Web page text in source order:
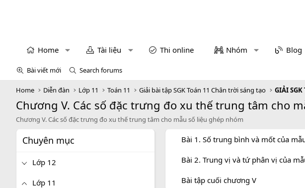
Home Tài liệu Thi online Nhóm Blog
Bài viết mới Search forums
Home Diễn đàn Lớp 11 Toán 11 Giải bài tập SGK Toán 11 Chân trời sáng tạo
Chương V. Các số đặc trưng đo xu thế trung tâm cho
Chương V. Các số đặc trưng đo xu thế trung tâm cho mẫu số liệu ghép nhóm
Chuyên mục
Lớp 12
Lớp 11
Bài 1. Số trung bình và mốt của
Bài 2. Trung vị và tứ phân vị của
Bài tập cuối chương V